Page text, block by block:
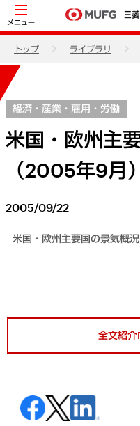
メニュー
トップ ライブラリ
経済・産業・雇用・労働
米国・欧州主
（2005年9月）
2005/09/22
米国・欧州主要国の景気概況
全文紹介